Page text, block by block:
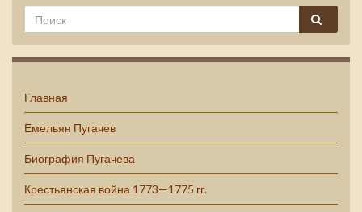
Емельян Пугачев
Главная
Емельян Пугачев
Биография Пугачева
Крестьянская война 1773—1775 гг.